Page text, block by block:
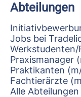
Abteilungen
Jobs bei
Praxismanager
Praktikanten
Fachtierärzte
Alle Abteilungen